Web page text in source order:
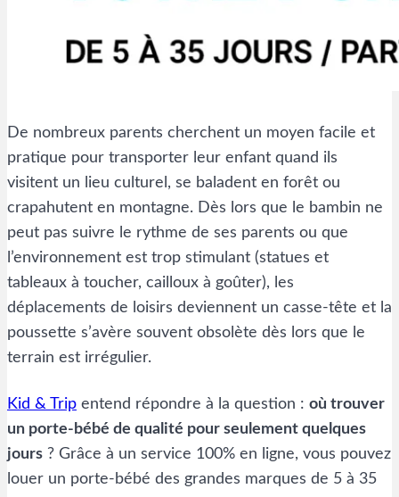
De nombreux parents cherchent un moyen facile et
pratique pour transporter leur enfant quand ils
visitent un lieu culturel, se baladent en forêt ou
crapahutent en montagne. Dès lors que le bambin ne
peut pas suivre le rythme de ses parents ou que
l’environnement est trop stimulant (statues et
tableaux à toucher, cailloux à goûter), les
déplacements de loisirs deviennent un casse-tête et la
poussette s’avère souvent obsolète dès lors que le
terrain est irrégulier.
Kid & Trip entend répondre à la question : où trouver
un porte-bébé de qualité pour seulement quelques
jours ? Grâce à un service 100% en ligne, vous pouvez
louer un porte-bébé des grandes marques de 5 à 35